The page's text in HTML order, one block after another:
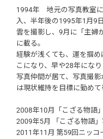
1994年 地元の写真教室
入、半年後の1995年1月9
雲を撮影し、9月に「主婦
に載る。
経験が浅くても、運を掴
こになり、早や28年になり
写真仲間が居て、写真撮
は現状維持を目標に勤めて
2008年10月「こざる物語
2009年5月 「こざる物語
2011年11月 第59回ニッ